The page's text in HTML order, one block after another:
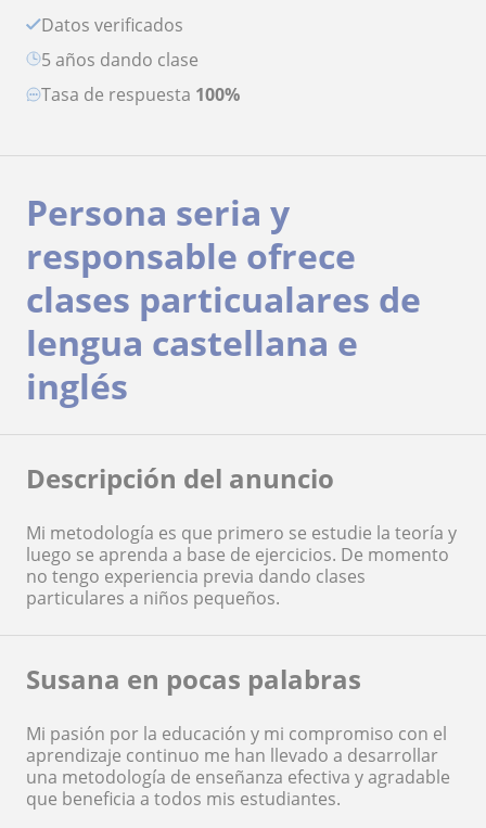
Datos verificados
5 años dando clase
Tasa de respuesta 100%
Persona seria y
responsable ofrece
clases particualares de
lengua castellana e
inglés
Descripción del anuncio
Mi metodología es que primero se estudie la teoría y
luego se aprenda a base de ejercicios. De momento
no tengo experiencia previa dando clases
particulares a niños pequeños.
Susana en pocas palabras
Mi pasión por la educación y mi compromiso con el
aprendizaje continuo me han llevado a desarrollar
una metodología de enseñanza efectiva y agradable
que beneficia a todos mis estudiantes.